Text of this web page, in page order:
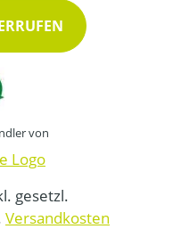
von
gesetzl.
Versandkosten